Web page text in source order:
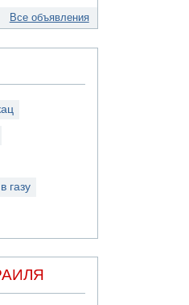
Все объявления
газу